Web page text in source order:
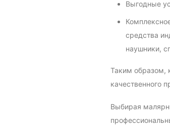
Выгодные
средства
наушники,
Таким образом,
качественного
Выбирая